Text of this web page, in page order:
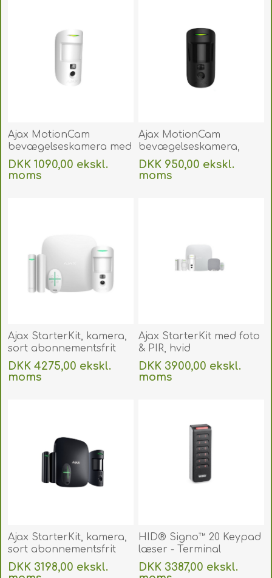
Ajax MotionCam
bevægelseskamera med
PhOD, hvid.
AJMCPHBLA
DKK 1090,00 ekskl.
moms
Ajax MotionCam
bevægelseskamera,
sort. AJMCBLA
DKK 950,00 ekskl.
moms
Ajax StarterKit, kamera,
sort abonnementsfrit
alarmsystem.
AJSTKITPWHI
DKK 4275,00 ekskl.
moms
Ajax StarterKit med foto
& PIR, hvid
abonnementsfrit
alarmsystem.
DKK 3900,00 ekskl.
moms
Ajax StarterKit, kamera,
sort abonnementsfrit
alarmsystem.
AJSTKITBLA
DKK 3198,00 ekskl.
HID® Signo™ 20 Keypad
læser - Terminal
Connection (KTKS).
20KTKS-T2-000000
DKK 3387,00 ekskl.